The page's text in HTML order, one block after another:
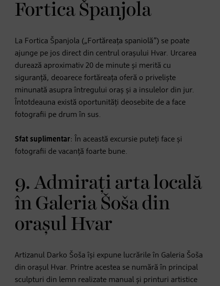
Fortica Španjola
La Fortica Španjola („Fortăreața spaniolă”) se poate
ajunge pe jos direct din centrul orașului Hvar. Urcarea
durează aproximativ 20 de minute și merită cu
siguranță, deoarece fortăreața oferă o priveliște
minunată asupra întregului oraș și a insulelor din jur.
Întotdeauna există oportunități deosebite de a face
fotografii pe drum în sus.
Sfat suplimentar: În această excursie puteți face și
fotografii de vacanță foarte bune.
9. Admirați arta locală
în Galeria Šoša din
orașul Hvar
Artizanul Darko Šoša își expune lucrările în Galeria Šoša
din orașul Hvar. Printre acestea se numără în principal
sculpturi din lemn realizate manual și printuri artistice